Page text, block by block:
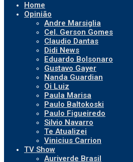
Home
Opinião
Andre Marsiglia
Cel. Gerson Gomes
Claudio Dantas
Didi News
Eduardo Bolsonaro
Gustavo Gayer
Nanda Guardian
Oi Luiz
Paula Marisa
Paulo Baltokoski
Paulo Figueiredo
Silvio Navarro
Te Atualizei
Vinicius Carrion
TV Show
Auriverde Brasil